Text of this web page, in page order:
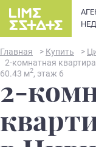
Главная > Купить >
2-комнатная
60.43 м2, этаж 6
2-